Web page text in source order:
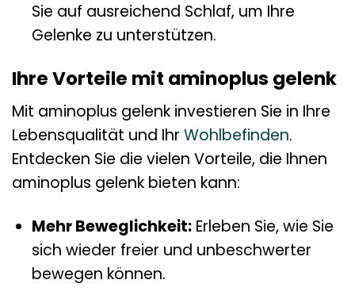
Sie auf ausreichend Schlaf, um Ihre
Gelenke zu unterstützen.
Ihre Vorteile mit aminoplus gelenk
Mit aminoplus gelenk investieren Sie in Ihre
Lebensqualität und Ihr Wohlbefinden.
Entdecken Sie die vielen Vorteile, die Ihnen
aminoplus gelenk bieten kann:
Mehr Beweglichkeit:Erleben Sie, wie Sie
sich wieder freier und unbeschwerter
bewegen können.